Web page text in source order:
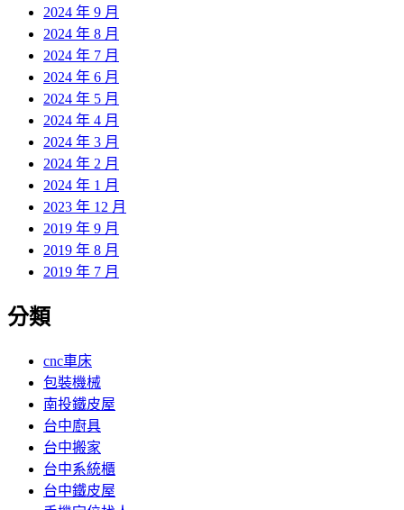
2024 年 9 月
2024 年 8 月
2024 年 7 月
2024 年 6 月
2024 年 5 月
2024 年 4 月
2024 年 3 月
2024 年 2 月
2024 年 1 月
2023 年 12 月
2019 年 9 月
2019 年 8 月
2019 年 7 月
分類
cnc車床
包裝機械
南投鐵皮屋
台中廚具
台中搬家
台中系統櫃
台中鐵皮屋